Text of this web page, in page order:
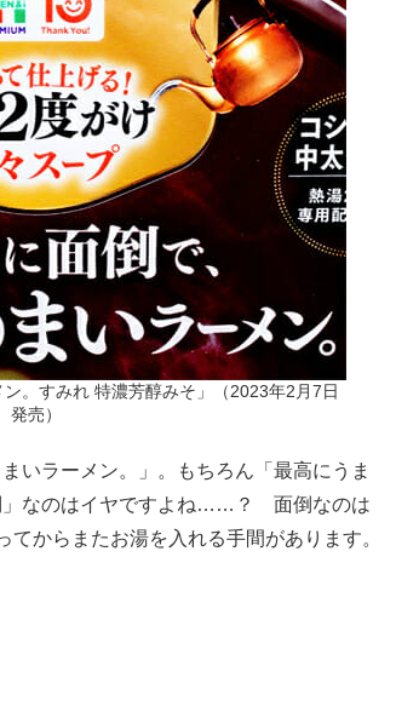
。すみれ 特濃芳醇みそ」（2023年2月7日
発売）
いラーメン。」。もちろん「最高にうま
」なのはイヤですよね……？ 面倒なのは
てからまたお湯を入れる手間があります。